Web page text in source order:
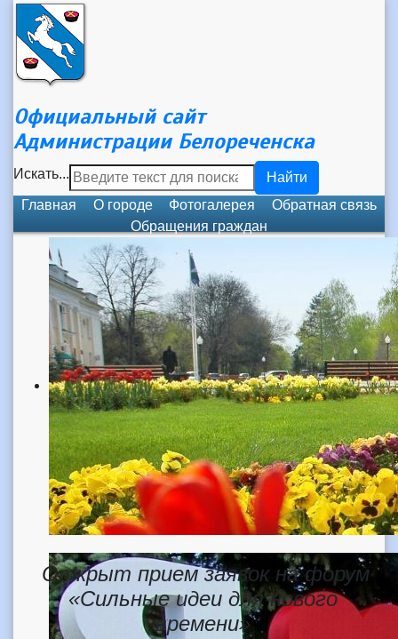
Официальный сайт
Администрации Белореченска
Искать...
Найти
Главная
О городе Фотогалерея
Обратная связь
Обращения граждан
Открыт прием заявок на форум
«Сильные идеи для нового
времени»